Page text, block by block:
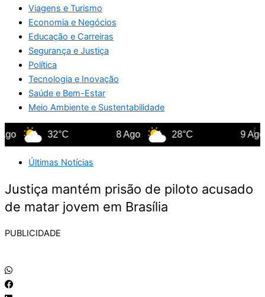
Viagens e Turismo
Economia e Negócios
Educação e Carreiras
Segurança e Justiça
Política
Tecnologia e Inovação
Saúde e Bem-Estar
Meio Ambiente e Sustentabilidade
32°C 8 Ago 28°C 9 Ago
Últimas Notícias
Justiça mantém prisão de piloto acusado
de matar jovem em Brasília
PUBLICIDADE